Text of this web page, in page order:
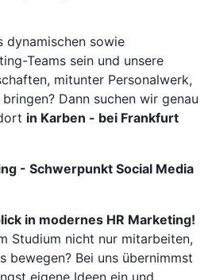
dynamischen sowie
Teams sein und unsere
mitunter Personalwerk,
Dann suchen wir genau
in Karben - bei Frankfurt
- Schwerpunkt Social Media
in modernes HR Marketing!
Studium nicht nur mitarbeiten,
bewegen? Bei uns übernimmst